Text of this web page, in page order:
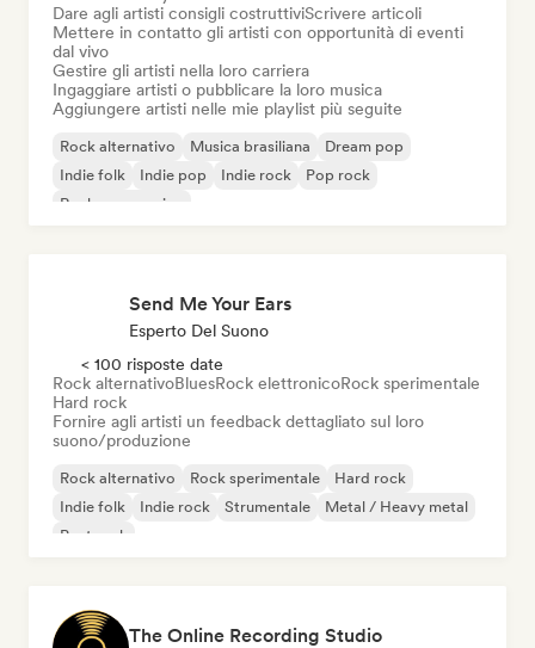
Dare agli artisti consigli costruttiviScrivere articoli
Mettere in contatto gli artisti con opportunità di eventi
dal vivo
Gestire gli artisti nella loro carriera
Ingaggiare artisti o pubblicare la loro musica
Aggiungere artisti nelle mie playlist più seguite
Rock alternativo Musica brasiliana
Dream pop
Indie folk
Indie pop Indie rock
Pop rock
Rock progressivo
Send Me Your Ears
Esperto Del Suono
< 100 risposte date
Rock alternativoBluesRock elettronicoRock sperimentale
Hard rock
Fornire agli artisti un feedback dettagliato sul loro
suono/produzione
Rock alternativo Rock sperimentale
Hard rock
Indie folk
Indie rock Strumentale
Metal / Heavy metal
Post rock
The Online Recording Studio